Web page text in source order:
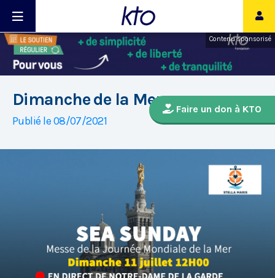
Contenu sponsorisé
Faire un don à KTO
Dimanche de la Mer
Publié le 08/07/2021